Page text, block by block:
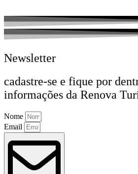
Newsletter
cadastre-se e fique por
informações da Renova
Nome
Email